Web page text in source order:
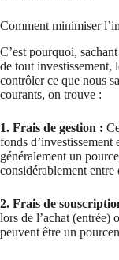
Comment minimiser
C’est pourquoi,
de tout investissement,
contrôler ce que nous
courants, on trouve :
1. Frais de gestion :
fonds d’investissement
généralement un
considérablement
2. Frais de
lors de l’achat (entrée)
peuvent être un